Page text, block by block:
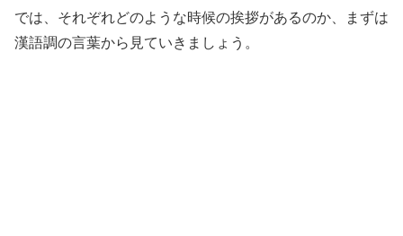
では、それぞれどのような時候の挨拶があるのか、まずは
漢語調の言葉から見ていきましょう。